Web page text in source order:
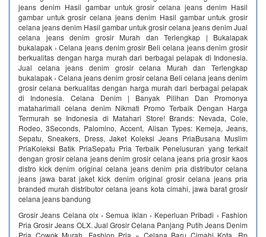
jeans denim Hasil gambar untuk grosir celana jeans denim Hasil
gambar untuk grosir celana jeans denim Hasil gambar untuk grosir
celana jeans denim Hasil gambar untuk grosir celana jeans denim Jual
celana jeans denim grosir Murah dan Terlengkap | Bukalapak
bukalapak › Celana jeans denim grosir Beli celana jeans denim grosir
berkualitas dengan harga murah dari berbagai pelapak di Indonesia.
Jual celana jeans denim grosir celana Murah dan Terlengkap
bukalapak › Celana jeans denim grosir celana Beli celana jeans denim
grosir celana berkualitas dengan harga murah dari berbagai pelapak
di Indonesia. Celana Denim | Banyak Pilihan Dan Promonya‎
mataharimall celana denim‎ Nikmati Promo Terbaik Dengan Harga
Termurah se Indonesia di Matahari Store! Brands: Nevada, Cole,
Rodeo, 3Seconds, Palomino, Accent, Alisan Types: Kemeja, Jeans,
Sepatu, Sneakers, Dress, Jaket Koleksi Jeans PriaBusana Muslim
PriaKoleksi Batik PriaSepatu Pria Terbaik Penelusuran yang terkait
dengan grosir celana jeans denim grosir celana jeans pria grosir kaos
distro kick denim original celana jeans denim pria distributor celana
jeans jawa barat jaket kick denim original grosir celana jeans pria
branded murah distributor celana jeans kota cimahi, jawa barat grosir
celana jeans bandung
Grosir Jeans Celana olx › Semua iklan › Keperluan Pribadi › Fashion
Pria Grosir Jeans OLX. Jual Grosir Celana Panjang Putih Jeans Denim
Pria Cowok Murah. Fashion Pria » Celana Baru Cimahi Kota. Rp